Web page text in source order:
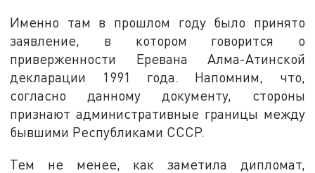
Именно там в прошлом году было принято
заявление, в котором говорится о
приверженности Еревана Алма-Атинской
декларации 1991 года. Напомним, что,
согласно данному документу, стороны
признают административные границы между
бывшими Республиками СССР.
Тем не менее, как заметила дипломат,